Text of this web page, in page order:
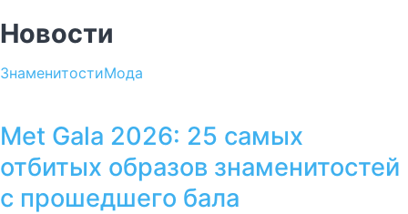
Новости
ЗнаменитостиМода
Met Gala 2026: 25 самых
отбитых образов знаменитостей
с прошедшего бала